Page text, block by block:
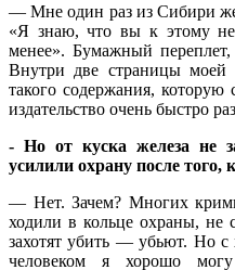
— Мне один раз из Сибири
«Я знаю, что вы к этому
менее». Бумажный
Внутри две страницы
такого содержания,
издательство очень быстро
- Но от куска железа не
усилили охрану после того,
— Нет. Зачем? Многих
ходили в кольце охраны, не
захотят убить — убьют. Но с
человеком я хорошо